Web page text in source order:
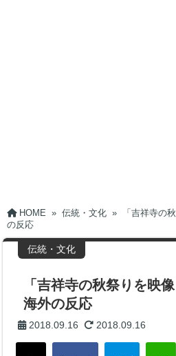
HOME » 伝統・文化 »
「吉祥寺の
の反応
伝統・文化
「吉祥寺の秋祭りを映
海外の反応
2018.09.16 2018.09.16